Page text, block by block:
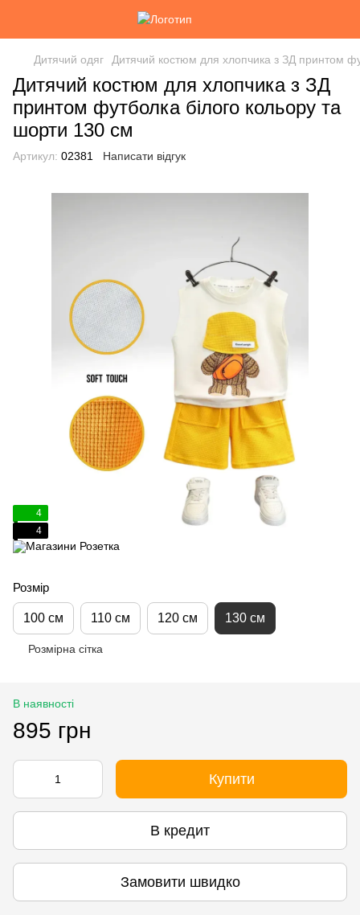
Дитячий одяг Дитячий костюм для хлопчика з ЗД принтом
Дитячий костюм для хлопчика з ЗД
принтом футболка білого кольору та
шорти 130 см
Артикул: 02381 Написати відгук
4
4
Розмір
100 см 110 см 120 см 130 см
Розмірна сітка
В наявності
895 грн
Купити
В кредит
Замовити швидко